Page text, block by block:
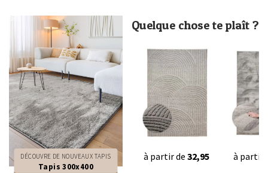
DÉCOUVRE DE NOUVEAUX TAPIS
Tapis 300x400
Quelque chose te plaît ?
à partir de 32,95 à partir